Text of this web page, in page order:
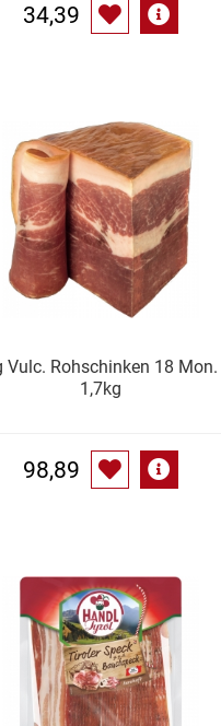
34,39
Vulc. Rohschinken 18 Mon.
1,7kg
98,89